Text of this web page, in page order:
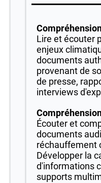
Lire et écouter
enjeux
documents
provenant de
de presse,
interviews
Écouter et
documents
réchauffement
Développer la
d'informations
supports